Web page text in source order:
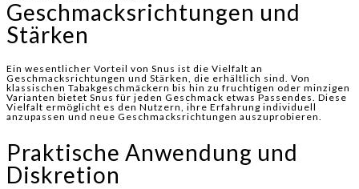
Geschmacksrichtungen und
Stärken
Ein wesentlicher Vorteil von Snus ist die Vielfalt an
Geschmacksrichtungen und Stärken, die erhältlich sind. Von
klassischen Tabakgeschmäckern bis hin zu fruchtigen oder minzigen
Varianten bietet Snus für jeden Geschmack etwas Passendes. Diese
Vielfalt ermöglicht es den Nutzern, ihre Erfahrung individuell
anzupassen und neue Geschmacksrichtungen auszuprobieren.
Praktische Anwendung und
Diskretion